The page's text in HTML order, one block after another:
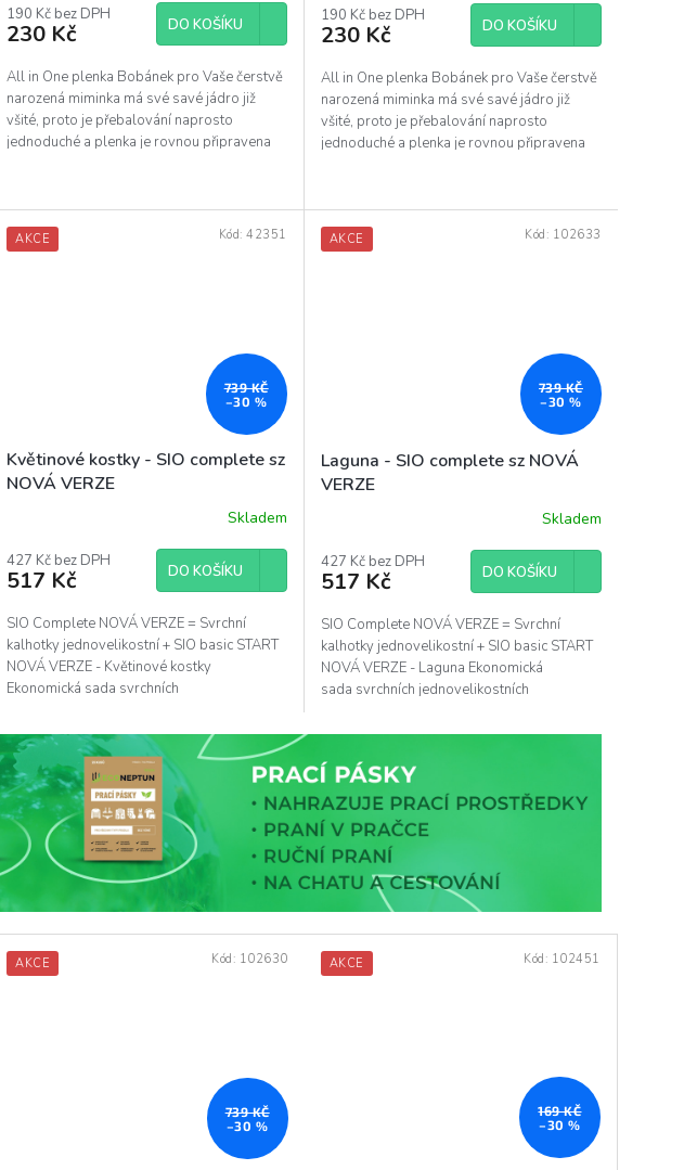
190 Kč bez DPH
230 Kč DO KOŠÍKU
All in One plenka Bobánek pro Vaše čerstvě
narozená miminka má své savé jádro již
všité, proto je přebalování naprosto
jednoduché a plenka je rovnou připravena
190 Kč bez DPH
230 Kč DO KOŠÍKU
All in One plenka Bobánek pro Vaše čerstvě
narozená miminka má své savé jádro již
všité, proto je přebalování naprosto
jednoduché a plenka je rovnou připravena
AKCE
739 KČ
–30 %
Květinové kostky - SIO complete sz
NOVÁ VERZE
Skladem
427 Kč bez DPH
517 Kč DO KOŠÍKU
SIO Complete NOVÁ VERZE = Svrchní
kalhotky jednovelikostní + SIO basic START
NOVÁ VERZE - Květinové kostky
Ekonomická sada svrchních
Kód:42351 AKCE
739 KČ
–30 %
Laguna - SIO complete sz NOVÁ
VERZE
Skladem
427 Kč bez DPH
517 Kč DO KOŠÍKU
SIO Complete NOVÁ VERZE = Svrchní
kalhotky jednovelikostní + SIO basic START
NOVÁ VERZE - Laguna Ekonomická
sada svrchních jednovelikostních
Kód: 102633
AKCE
739 KČ
–30 %
Kód: 102630 AKCE
169 KČ
–30 %
Kód: 102451